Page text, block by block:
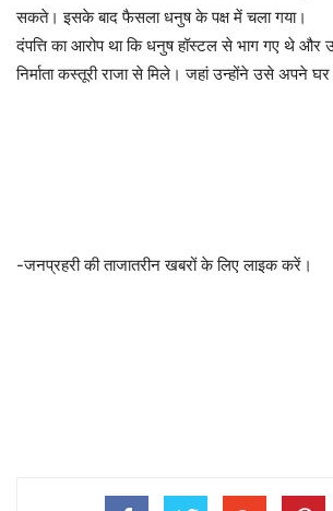
सकते। इसके बाद फैसला धनुष के पक्ष में चला गया।
दंपत्ति का आरोप था कि धनुष हॉस्टल से भाग गए थे और
निर्माता कस्तूरी राजा से मिले। जहां उन्होंने उसे अपने
-जनप्रहरी की ताजातरीन खबरों के लिए लाइक करें।